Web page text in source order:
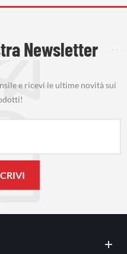
Newsletter
e ricevi le ultime novità sui